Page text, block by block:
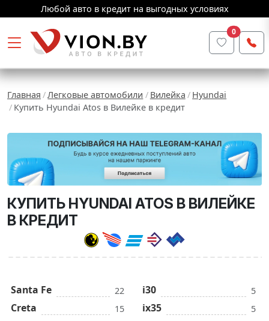
Любой авто в кредит на выгодных условиях
0
Главная Легковые автомобили Вилейка
Hyundai
Купить Hyundai Atos в Вилейке в кредит
КУПИТЬ HYUNDAI ATOS В ВИЛЕЙКЕ
В КРЕДИТ
Santa Fe 22
Creta 15
i30 5
ix35 5